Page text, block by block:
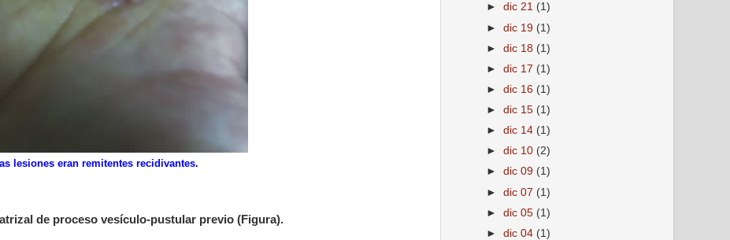
lesiones eran remitentes recidivantes.
de proceso vesículo-pustular previo (Figura).
►dic 21 (1)
►dic 19 (1)
►dic 18 (1)
►dic 17 (1)
►dic 16 (1)
►dic 15 (1)
►dic 14 (1)
►dic 10 (2)
►dic 09 (1)
►dic 07 (1)
►dic 05 (1)
►dic 04 (1)